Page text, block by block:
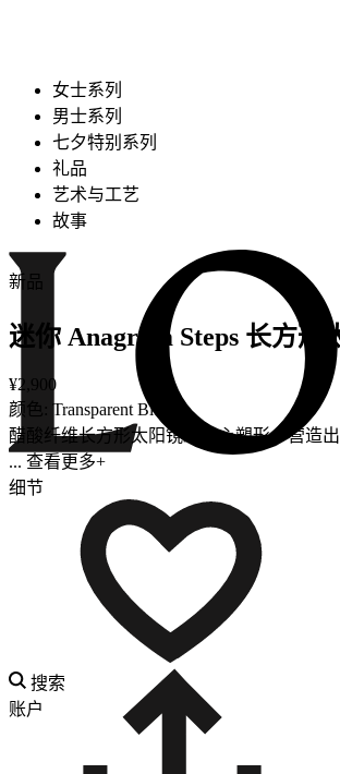
女士系列
男士系列
七夕特别系列
礼品
艺术与工艺
故事
搜索
账户
新品
迷你 Anagram Steps 长方形
¥2,900
颜色: Transparent Blue
醋酸纤维长方形太阳镜经精心塑形，营造
... 查看更多+
细节